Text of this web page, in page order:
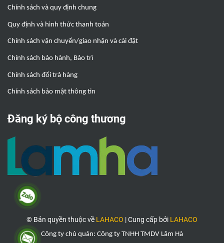
Chính sách và quy định chung
Quy định và hình thức thanh toán
Chính sách vận chuyển/giao nhận và cài đặt
Chính sách bảo hành, Bảo trì
Chính sách đổi trả hàng
Chính sách bảo mật thông tin
Đăng ký bộ công thương
© Bản quyền thuộc về LAHACO |Cung cấp bởi LAHACO
Công ty chủ quản: Công ty TNHH TMDV Lâm Hà